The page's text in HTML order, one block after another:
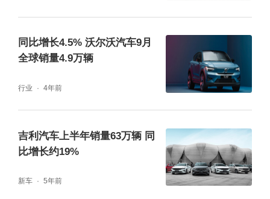
同比增长4.5% 沃尔沃汽车9月
全球销量4.9万辆
行业 4年前
吉利汽车上半年销量63万辆 同
比增长约19%
新车 5年前